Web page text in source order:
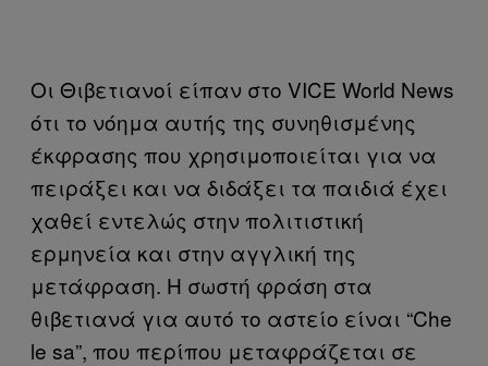
Οι Θιβετιανοί είπαν στο VICE World News
ότι το νόημα αυτής της συνηθισμένης
έκφρασης που χρησιμοποιείται για να
πειράξει και να διδάξει τα παιδιά έχει
χαθεί εντελώς στην πολιτιστική
ερμηνεία και στην αγγλική της
μετάφραση. Η σωστή φράση στα
θιβετιανά για αυτό το αστείο είναι “Che
le sa”, που περίπου μεταφράζεται σε